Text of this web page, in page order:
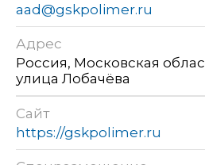
aad@gskpolimer.ru
Адрес
Россия, Московская
улица Лобачёва
Сайт
https://gskpolimer.ru